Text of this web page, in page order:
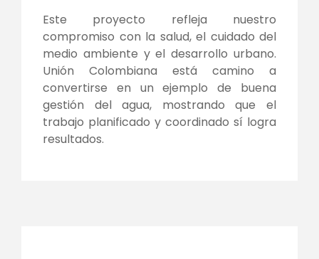
Este proyecto refleja nuestro
compromiso con la salud, el cuidado del
medio ambiente y el desarrollo urbano.
Unión Colombiana está camino a
convertirse en un ejemplo de buena
gestión del agua, mostrando que el
trabajo planificado y coordinado sí logra
resultados.